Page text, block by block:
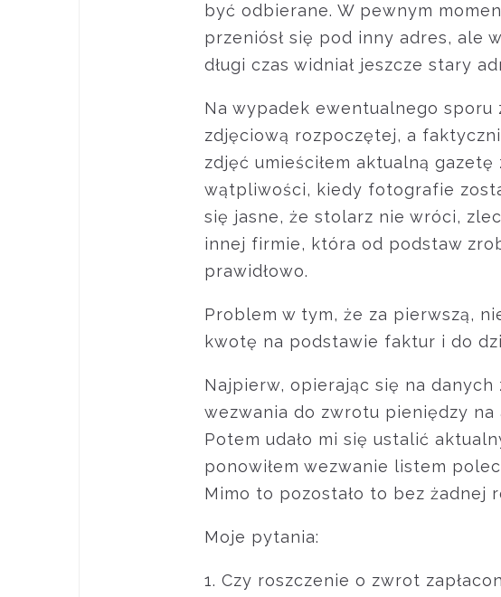
być odbierane. W pewnym
przeniósł się pod inny adres, ale
długi czas widniał jeszcze stary
Na wypadek ewentualnego sporu
zdjęciową rozpoczętej, a
zdjęć umieściłem aktualną
wątpliwości, kiedy fotografie
się jasne, że stolarz nie wróci,
innej firmie, która od podstaw
prawidłowo.
Problem w tym, że za pierwszą,
kwotę na podstawie faktur i do
Najpierw, opierając się na danych
wezwania do zwrotu pieniędzy
Potem udało mi się ustalić
ponowiłem wezwanie listem
Mimo to pozostało to bez żadnej
Moje pytania:
1. Czy roszczenie o zwrot